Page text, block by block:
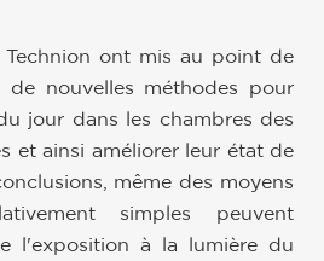
Technion ont mis au point de
de nouvelles méthodes pour
jour dans les chambres des
et ainsi améliorer leur état de
même des moyens
simples peuvent
l'exposition à la lumière du